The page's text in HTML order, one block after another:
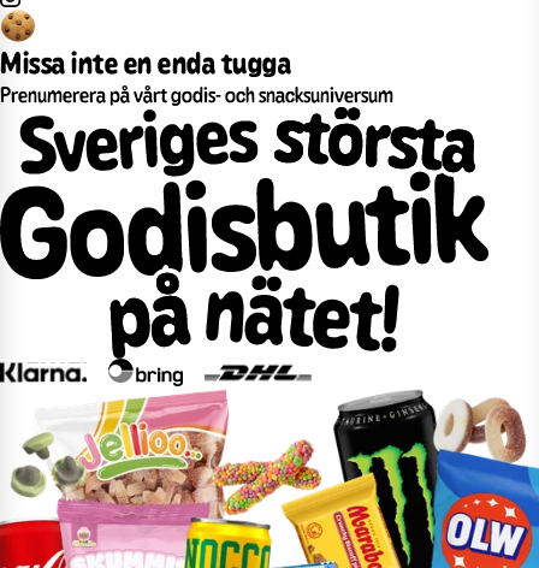
Missa inte en enda tugga
Prenumerera på vårt godis- och snacksuniversum